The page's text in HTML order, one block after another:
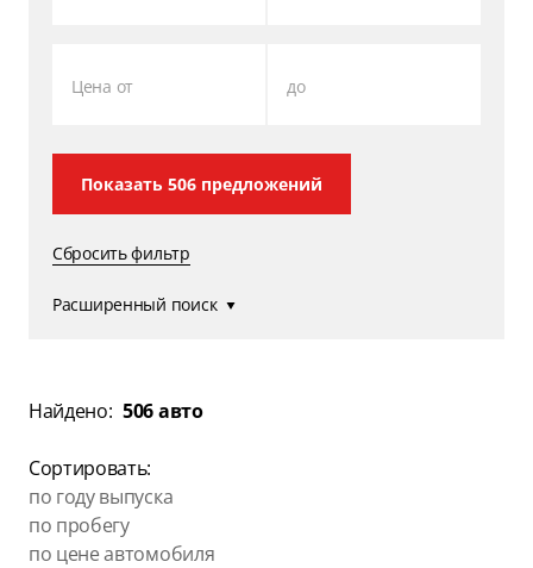
Цена от до
Показать 506 предложений
Сбросить фильтр
Расширенный поиск
Найдено: 506 авто
Сортировать:
по году выпуска
по пробегу
по цене автомобиля